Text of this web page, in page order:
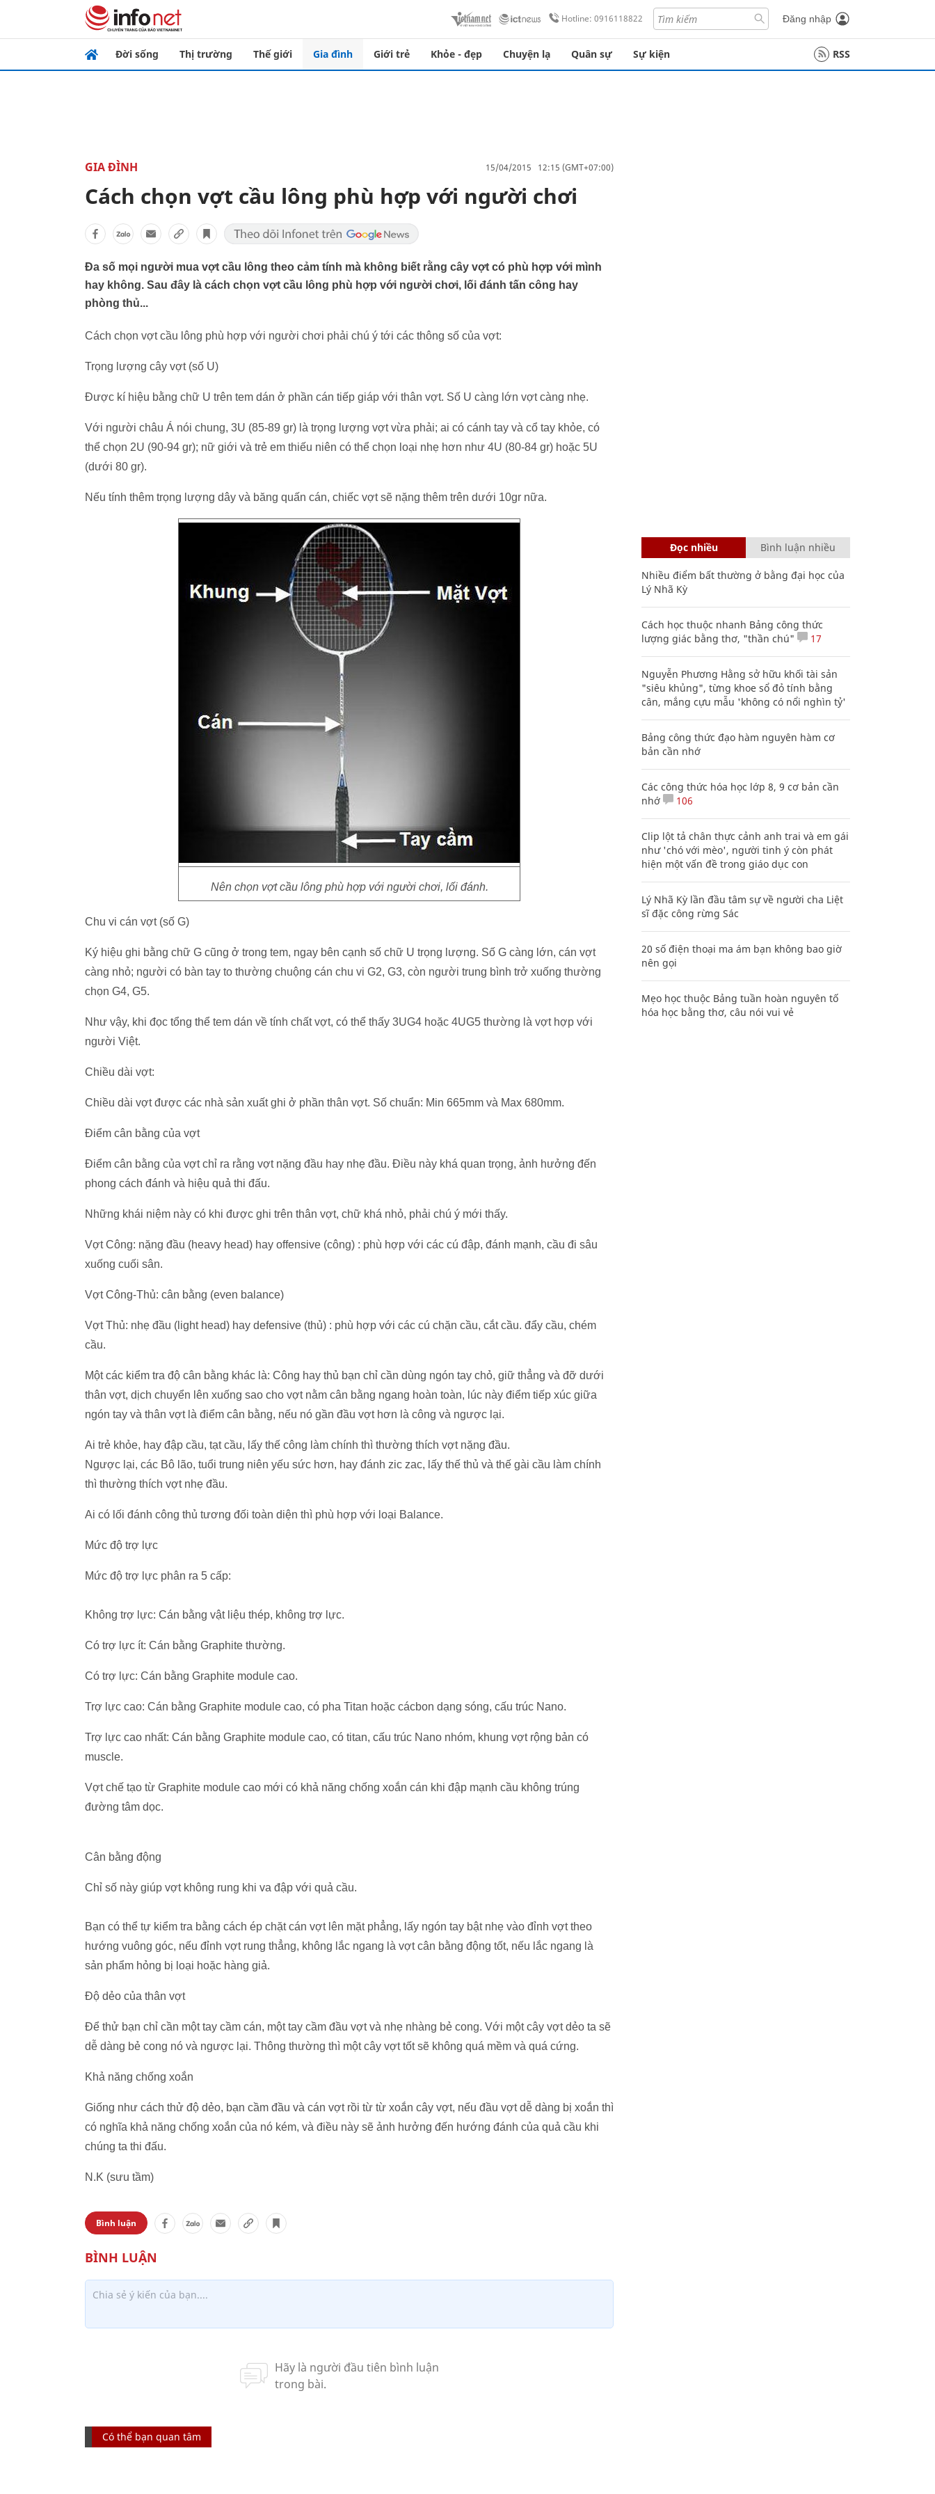
Hotline: 0916118822 Đăng nhập
Đời sống Thị trường Thế giới Gia đình Giới trẻ Khỏe - đẹp Chuyện lạ Quân sự Sự kiện RSS
GIA ĐÌNH 15/04/2015 12:15 (GMT+07:00)
Cách chọn vợt cầu lông phù hợp với người chơi
Đa số mọi người mua vợt cầu lông theo cảm tính mà không biết rằng cây vợt có phù hợp với mình
hay không. Sau đây là cách chọn vợt cầu lông phù hợp với người chơi, lối đánh tấn công hay
phòng thủ...
Cách chọn vợt cầu lông phù hợp với người chơi phải chú ý tới các thông số của vợt:
Trọng lượng cây vợt (số U)
Được kí hiệu bằng chữ U trên tem dán ở phần cán tiếp giáp với thân vợt. Số U càng lớn vợt càng nhẹ.
Với người châu Á nói chung, 3U (85-89 gr) là trọng lượng vợt vừa phải; ai có cánh tay và cổ tay khỏe, có
thể chọn 2U (90-94 gr); nữ giới và trẻ em thiếu niên có thể chọn loại nhẹ hơn như 4U (80-84 gr) hoặc 5U
(dưới 80 gr).
Nếu tính thêm trọng lượng dây và băng quấn cán, chiếc vợt sẽ nặng thêm trên dưới 10gr nữa.
Nên chọn vợt cầu lông phù hợp với người chơi, lối đánh.
Chu vi cán vợt (số G)
Ký hiệu ghi bằng chữ G cũng ở trong tem, ngay bên cạnh số chữ U trọng lượng. Số G càng lớn, cán vợt
càng nhỏ; người có bàn tay to thường chuộng cán chu vi G2, G3, còn người trung bình trở xuống thường
chọn G4, G5.
Như vậy, khi đọc tổng thể tem dán về tính chất vợt, có thể thấy 3UG4 hoặc 4UG5 thường là vợt hợp với
người Việt.
Chiều dài vợt:
Chiều dài vợt được các nhà sản xuất ghi ở phần thân vợt. Số chuẩn: Min 665mm và Max 680mm.
Điểm cân bằng của vợt
Điểm cân bằng của vợt chỉ ra rằng vợt nặng đầu hay nhẹ đầu. Điều này khá quan trọng, ảnh hưởng đến
phong cách đánh và hiệu quả thi đấu.
Những khái niệm này có khi được ghi trên thân vợt, chữ khá nhỏ, phải chú ý mới thấy.
Vợt Công: nặng đầu (heavy head) hay offensive (công) : phù hợp với các cú đập, đánh mạnh, cầu đi sâu
xuống cuối sân.
Vợt Công-Thủ: cân bằng (even balance)
Vợt Thủ: nhẹ đầu (light head) hay defensive (thủ) : phù hợp với các cú chặn cầu, cắt cầu. đẩy cầu, chém
cầu.
Một các kiểm tra độ cân bằng khác là: Công hay thủ bạn chỉ cần dùng ngón tay chỏ, giữ thẳng và đỡ dưới
thân vợt, dịch chuyển lên xuống sao cho vợt nằm cân bằng ngang hoàn toàn, lúc này điểm tiếp xúc giữa
ngón tay và thân vợt là điểm cân bằng, nếu nó gần đầu vợt hơn là công và ngược lại.
Ai trẻ khỏe, hay đập cầu, tạt cầu, lấy thế công làm chính thì thường thích vợt nặng đầu.
Ngược lại, các Bô lão, tuổi trung niên yếu sức hơn, hay đánh zic zac, lấy thế thủ và thế gài cầu làm chính
thì thường thích vợt nhẹ đầu.
Ai có lối đánh công thủ tương đối toàn diện thì phù hợp với loại Balance.
Mức độ trợ lực
Mức độ trợ lực phân ra 5 cấp:
Không trợ lực: Cán bằng vật liệu thép, không trợ lực.
Có trợ lực ít: Cán bằng Graphite thường.
Có trợ lực: Cán bằng Graphite module cao.
Trợ lực cao: Cán bằng Graphite module cao, có pha Titan hoặc cácbon dạng sóng, cấu trúc Nano.
Trợ lực cao nhất: Cán bằng Graphite module cao, có titan, cấu trúc Nano nhóm, khung vợt rộng bản có
muscle.
Vợt chế tạo từ Graphite module cao mới có khả năng chống xoắn cán khi đập mạnh cầu không trúng
đường tâm dọc.
Cân bằng động
Chỉ số này giúp vợt không rung khi va đập với quả cầu.
Bạn có thể tự kiểm tra bằng cách ép chặt cán vợt lên mặt phẳng, lấy ngón tay bật nhẹ vào đỉnh vợt theo
hướng vuông góc, nếu đỉnh vợt rung thẳng, không lắc ngang là vợt cân bằng động tốt, nếu lắc ngang là
sản phẩm hỏng bị loại hoặc hàng giả.
Độ dẻo của thân vợt
Để thử bạn chỉ cần một tay cầm cán, một tay cầm đầu vợt và nhẹ nhàng bẻ cong. Với một cây vợt dẻo ta sẽ
dễ dàng bẻ cong nó và ngược lại. Thông thường thì một cây vợt tốt sẽ không quá mềm và quá cứng.
Khả năng chống xoắn
Giống như cách thử độ dẻo, bạn cầm đầu và cán vợt rồi từ từ xoắn cây vợt, nếu đầu vợt dễ dàng bị xoắn thì
có nghĩa khả năng chống xoắn của nó kém, và điều này sẽ ảnh hưởng đến hướng đánh của quả cầu khi
chúng ta thi đấu.
N.K (sưu tầm)
Bình luận
Có thể bạn quan tâm
Đọc nhiều Bình luận nhiều
Nhiều điểm bất thường ở bằng đại học của
Lý Nhã Kỳ
Cách học thuộc nhanh Bảng công thức
lượng giác bằng thơ, "thần chú"
17
Nguyễn Phương Hằng sở hữu khối tài sản
"siêu khủng", từng khoe sổ đỏ tính bằng
cân, mắng cựu mẫu 'không có nổi nghìn tỷ'
Bảng công thức đạo hàm nguyên hàm cơ
bản cần nhớ
Các công thức hóa học lớp 8, 9 cơ bản cần
nhớ
106
Clip lột tả chân thực cảnh anh trai và em gái
như 'chó với mèo', người tinh ý còn phát
hiện một vấn đề trong giáo dục con
Lý Nhã Kỳ lần đầu tâm sự về người cha Liệt
sĩ đặc công rừng Sác
20 số điện thoại ma ám bạn không bao giờ
nên gọi
Mẹo học thuộc Bảng tuần hoàn nguyên tố
hóa học bằng thơ, câu nói vui vẻ